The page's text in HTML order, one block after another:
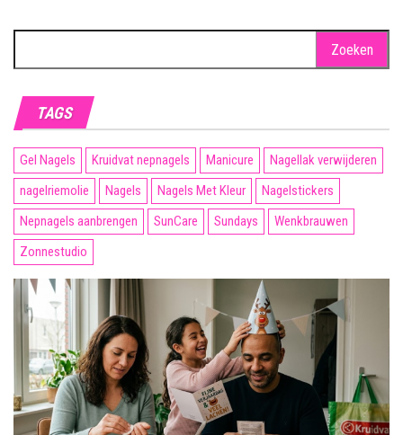
naar:
TAGS
Gel Nagels Kruidvat nepnagels Manicure
Nagellak verwijderen
nagelriemolie
Nagels Nagels Met Kleur
Nagelstickers
Nepnagels aanbrengen
SunCare Sundays
Wenkbrauwen
Zonnestudio